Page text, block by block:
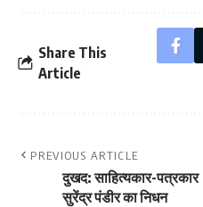
Share This
Article
PREVIOUS ARTICLE
दुखद: साहित्यकार-पत्रकार
सुरेंद्र पंडीर का निधन